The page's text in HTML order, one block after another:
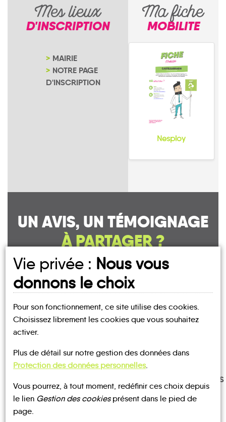
Mes lieux
D'INSCRIPTION
MAIRIE
NOTRE PAGE
D'INSCRIPTION
Ma fiche
MOBILITE
Nesploy
UN AVIS, UN TÉMOIGNAGE
À PARTAGER ?
CONTACTEZ-NOUS !
Les infosMOBILITE
TRAIN BUS
TRANSPORTS
À LA
DEMANDE
Vie privée : Nous vous
donnons le choix
Pour son fonctionnement, ce site utilise des cookies.
Choisissez librement les cookies que vous souhaitez
activer.
Plus de détail sur notre gestion des données dans
Protection des données personnelles.
Vous pourrez, à tout moment, redéfinir ces choix depuis
le lien Gestion des cookiesprésent dans le pied de
page.